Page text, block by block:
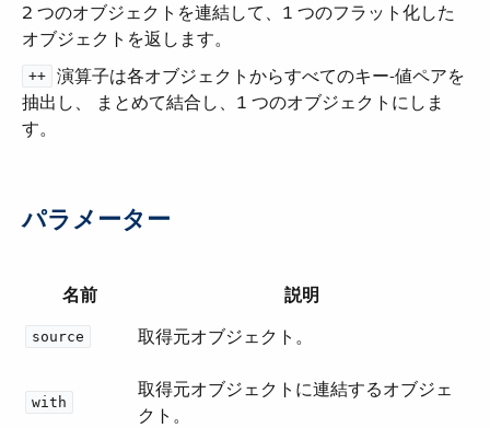
2 つのオブジェクトを連結して、1 つのフラット化した
オブジェクトを返します。
++
​ 演算子は各オブジェクトからすべてのキー-値ペアを
抽出し、 まとめて結合し、1 つのオブジェクトにしま
す。
パラメーター
名前 説明
source 取得元オブジェクト。
with
取得元オブジェクトに連結するオブジェ
クト。